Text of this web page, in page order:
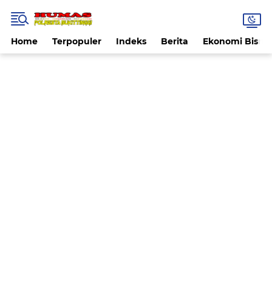
Home Terpopuler Indeks Berita Ekonomi Bisnis